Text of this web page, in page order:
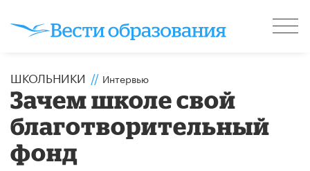
ШКОЛЬНИКИ // Интервью
Зачем школе свой
благотворительный
фонд